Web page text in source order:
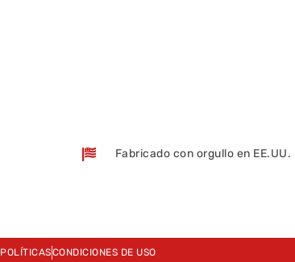
Fabricado con orgullo en EE.UU.
POLÍTICASCONDICIONES DE USO